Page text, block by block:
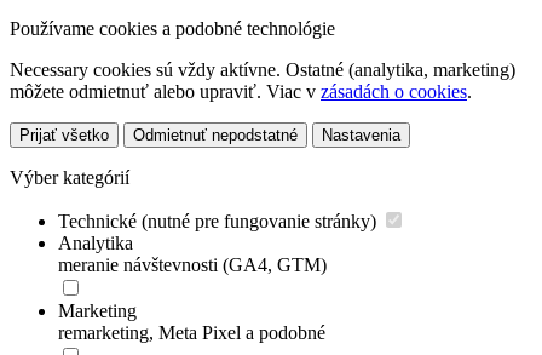
Používame cookies a podobné technológie
Necessary cookies sú vždy aktívne. Ostatné (analytika, marketing)
môžete odmietnuť alebo upraviť. Viac v zásadách o cookies.
Prijať všetko Odmietnuť nepodstatné Nastavenia
Výber kategórií
Technické (nutné pre fungovanie stránky)
Analytika
meranie návštevnosti (GA4, GTM)
Marketing
remarketing, Meta Pixel a podobné